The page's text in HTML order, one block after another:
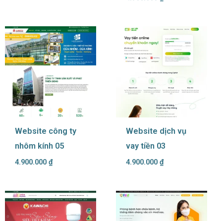
Website công ty
nhôm kính 05
4.900.000 ₫
Website dịch vụ
vay tiền 03
4.900.000 ₫